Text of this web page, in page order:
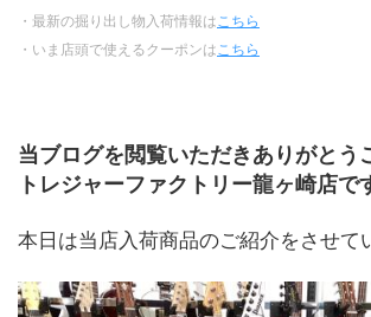
・最新の掘り出し物入荷情報は こちら
・いま店頭で使えるクーポンは こちら
当ブログを閲覧いただきありがとう
トレジャーファクトリー龍ヶ崎店で
本日は当店入荷商品のご紹介をさせて